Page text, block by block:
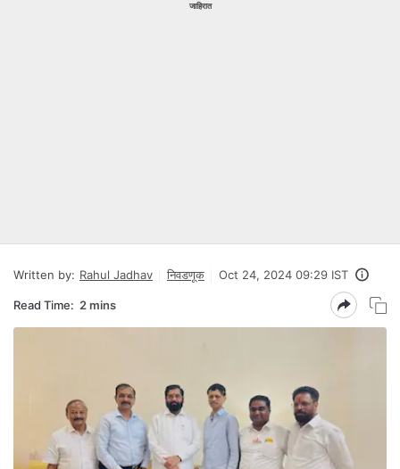
जाहिरात
Written by: Rahul Jadhav निवडणूक Oct 24, 2024 09:29 IST
Read Time: 2 mins